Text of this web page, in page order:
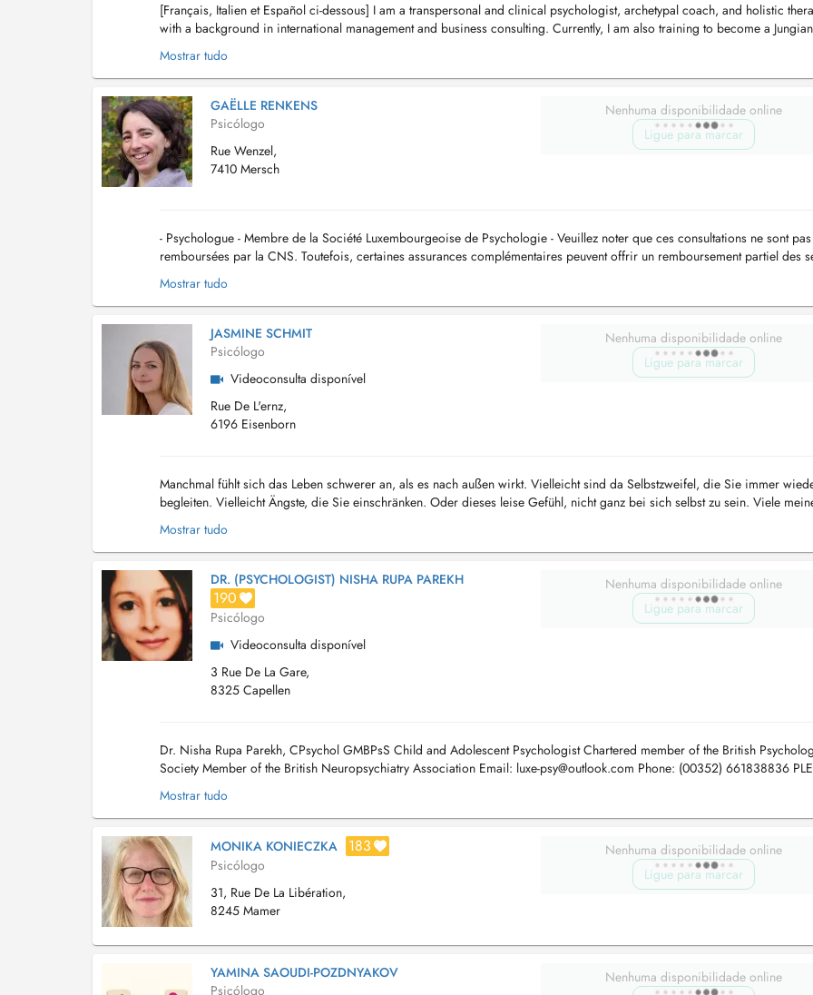
[Français, Italien et Español ci-dessous] I am a transpersonal and clinical psychologist, archetypal coach, and holistic
with a background in international management and business consulting. Currently, I am also training to become a Jungian
Analyst recognized by the International A...
Mostrar tudo
GAËLLE RENKENS
Psicólogo
Rue Wenzel,
7410 Mersch
Nenhuma disponibilidade online
Ligue para marcar
- Psychologue - Membre de la Société Luxembourgeoise de Psychologie - Veuillez noter que ces consultations ne sont pas
remboursées par la CNS. Toutefois, certaines assurances complémentaires peuvent offrir un remboursement partiel des
- Les rendez-vous peuvent se faire en présentiel...
Mostrar tudo
JASMINE SCHMIT
Psicólogo
Videoconsulta disponível
Rue De L'ernz,
6196 Eisenborn
Nenhuma disponibilidade online
Ligue para marcar
Manchmal fühlt sich das Leben schwerer an, als es nach außen wirkt. Vielleicht sind da Selbstzweifel, die Sie immer
begleiten. Vielleicht Ängste, die Sie einschränken. Oder dieses leise Gefühl, nicht ganz bei sich selbst zu sein. Viele
Klient:innen erleben genau das: Sie funktionie...
Mostrar tudo
DR. (PSYCHOLOGIST) NISHA RUPA PAREKH
190
Psicólogo
Videoconsulta disponível
3 Rue De La Gare,
8325 Capellen
Nenhuma disponibilidade online
Ligue para marcar
Dr. Nisha Rupa Parekh, CPsychol GMBPsS Child and Adolescent Psychologist Chartered member of the British
Society Member of the British Neuropsychiatry Association Email: luxe-psy@outlook.com Phone: (00352) 661838836
NOTE THAT MY SERVICES ARE NOT REIMBURSED BY THE CNS....
Mostrar tudo
MONIKA KONIECZKA 183
Psicólogo
31, Rue De La Libération,
8245 Mamer
Nenhuma disponibilidade online
Ligue para marcar
YAMINA SAOUDI-POZDNYAKOV
Psicólogo
Nenhuma disponibilidade online